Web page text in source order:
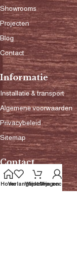
Showrooms
Projecten
Blog
Contact
Informatie
Installatie & transport
Algemene voorwaarden
Privacybeleid
Sitemap
Contact
0342-420880
HomeVerlanglijstWinkelwagen
Mijn account